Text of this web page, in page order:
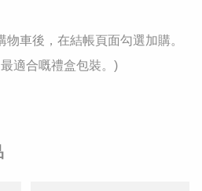
車後，在結帳頁面勾選加購。
適合嘅禮盒包裝。)